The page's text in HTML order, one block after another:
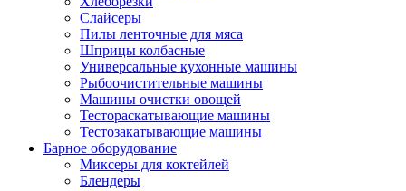
Слайсеры
Пилы ленточные для мяса
Шприцы колбасные
Универсальные кухонные машины
Рыбоочистительные машины
Машины очистки овощей
Тестораскатывающие машины
Тестозакатывающие машины
Барное оборудование
Миксеры для коктейлей
Блендеры